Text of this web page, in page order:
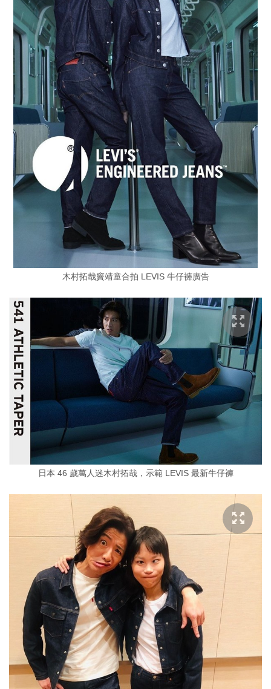
木村拓哉竇靖童合拍 LEVIS 牛仔褲廣告
日本 46 歲萬人迷木村拓哉，示範 LEVIS 最新牛仔褲